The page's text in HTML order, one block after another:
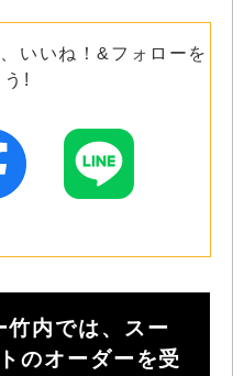
いいね！&フォローを
う!
竹内では、スー
のオーダーを受